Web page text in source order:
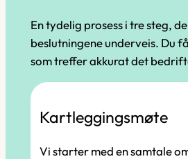
En tydelig prosess i tre steg,
beslutningene underveis. Du
som treffer akkurat det
Kartleggingsmøte
Vi starter med en samtale